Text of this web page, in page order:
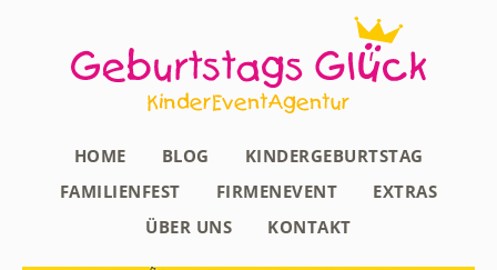
HOME BLOG
KINDERGEBURTSTAG
FAMILIENFEST
FIRMENEVENT
EXTRAS
ÜBER UNS
KONTAKT